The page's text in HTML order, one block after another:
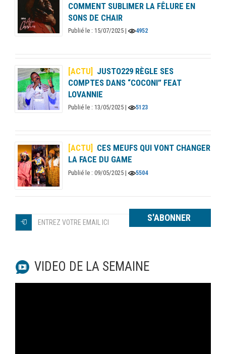
COMMENT SUBLIMER LA FÊLURE EN
SONS DE CHAIR
Publié le : 15/07/2025 | 4952
[ACTU] JUSTO229 RÈGLE SES
COMPTES DANS “COCONI” FEAT
LOVANNIE
Publié le : 13/05/2025 | 5123
[ACTU] CES MEUFS QUI VONT CHANGER
LA FACE DU GAME
Publié le : 09/05/2025 | 5504
S'ABONNER
VIDEO DE LA SEMAINE